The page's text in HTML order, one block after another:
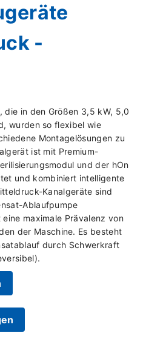
-
die in den Größen 3,5 kW, 5,0
wurden so flexibel wie
Montagelösungen zu
ist mit Premium-
und der hOn
und kombiniert intelligente
Kanalgeräte sind
Ablaufpumpe
maximale Prävalenz von
der Maschine. Es besteht
durch Schwerkraft